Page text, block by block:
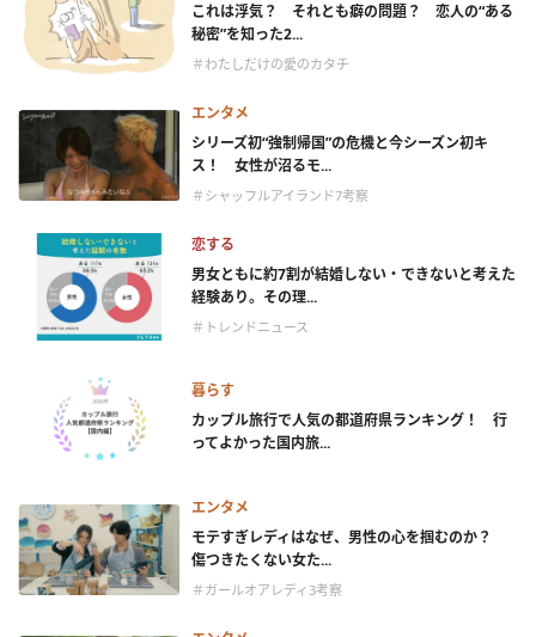
これは浮気？ それとも癖の問題？ 恋人の“ある
秘密”を知った2...
＃わたしだけの愛のカタチ
エンタメ
シリーズ初“強制帰国”の危機と今シーズン初キ
ス！ 女性が沼るモ...
＃シャッフルアイランド7考察
恋する
男女ともに約7割が結婚しない・できないと考えた
経験あり。その理...
＃トレンドニュース
暮らす
カップル旅行で人気の都道府県ランキング！ 行
ってよかった国内旅...
エンタメ
モテすぎレディはなぜ、男性の心を掴むのか？
傷つきたくない女た...
＃ガールオアレディ3考察